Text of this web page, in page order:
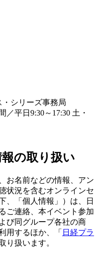
シリーズ事務局
／平日9:30～17:30 土・
の取り扱い
お名前などの情報、アン
状況を含むオンラインセ
、「個人情報」）は、日
ご連絡、本イベント参加
び同グループ各社の商
用するほか、「 日経プラ
り扱います。